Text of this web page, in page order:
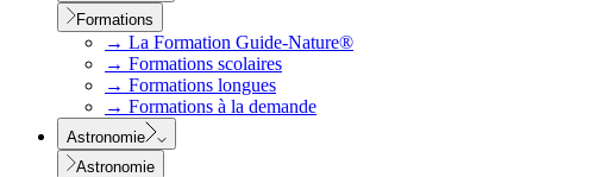
Formations
→ La Formation Guide-Nature®
→ Formations scolaires
→ Formations longues
→ Formations à la demande
Astronomie
Astronomie